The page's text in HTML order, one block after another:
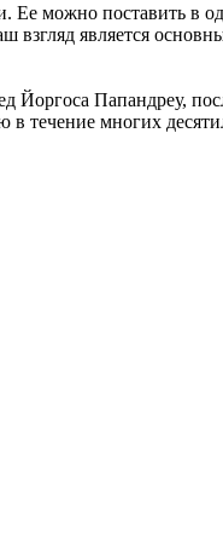
Ее можно поставить в
является
Папандреу,
течение многих